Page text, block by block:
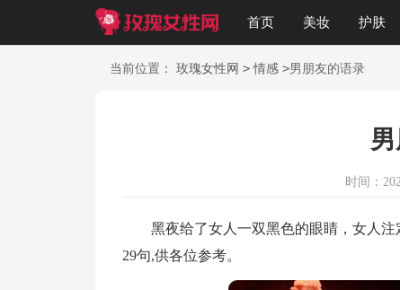
首页 美妆 护肤
美文 知识 起名
当前位置： 玫瑰女性网 > 情感 >男朋友的语录
时间：
黑夜给了女人一双黑色的眼睛，女人注
29句,供各位参考。